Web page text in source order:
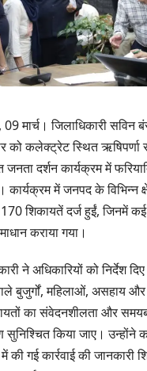
09 मार्च। जिलाधिकारी सविन
को कलेक्ट्रेट स्थित ऋषिपर्णा
दर्शन कार्यक्रम में
कार्यक्रम में जनपद के विभिन्न
शिकायतें दर्ज हुईं, जिनमें कई
कराया गया।
ने अधिकारियों को निर्देश
बुजुर्गों, महिलाओं, असहाय
का संवेदनशीलता और
सुनिश्चित किया जाए। उन्होंने
की गई कार्रवाई की जानकारी